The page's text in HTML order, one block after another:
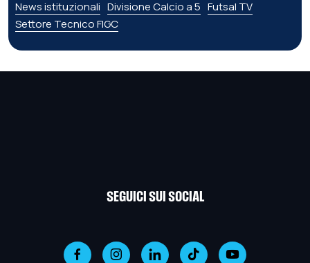
News istituzionali Divisione Calcio a 5 Futsal TV
Settore Tecnico FIGC
SEGUICI SUI SOCIAL